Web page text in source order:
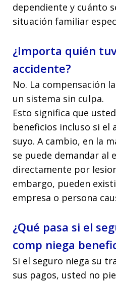
dependiente y cuánto
situación familiar
¿Importa quién
accidente?
No. La compensación
un sistema sin culpa.
Esto significa que
beneficios incluso si el
suyo. A cambio, en la
se puede demandar al
directamente por
embargo, pueden
empresa o persona
¿Qué pasa si el
comp niega
Si el seguro niega su
sus pagos, usted no